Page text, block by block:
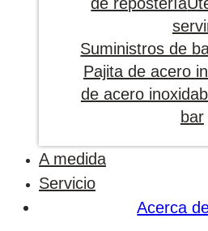
Suministros de
Pajita de acero
de acero
bar
A medida
Servicio
Acerca